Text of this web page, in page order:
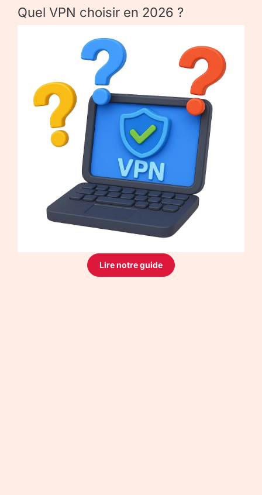
Quel VPN choisir en 2026 ?
Lire notre guide